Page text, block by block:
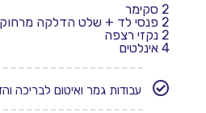
2 סקימר
2 פנסי לד + שלט הדלקה מרחוק
2 נקזי רצפה
4 אינלטים
עבודות גמר ואיטום לבריכה